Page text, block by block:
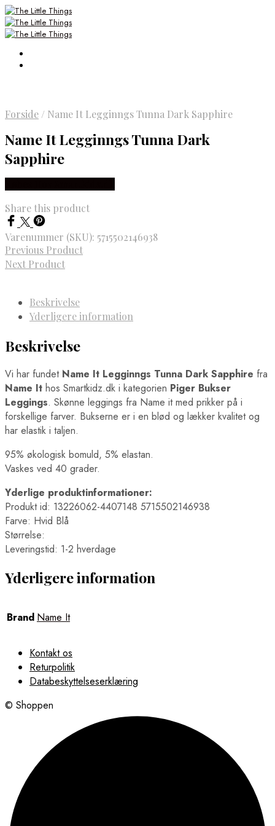
Forside / Name It Legginngs Tunna Dark Sapphire
Name It Legginngs Tunna Dark
Sapphire
Share this product
Varenummer (SKU): 5715502146938
Previous Product
Next Product
Beskrivelse
Yderligere information
Beskrivelse
Vi har fundet Name It Legginngs Tunna Dark Sapphire fra
Name It hos Smartkidz.dk i kategorien Piger Bukser
Leggings. Skønne leggings fra Name it med prikker på i
forskellige farver. Bukserne er i en blød og lækker kvalitet og
har elastik i taljen.
95% økologisk bomuld, 5% elastan.
Vaskes ved 40 grader.
Yderlige produktinformationer:
Produkt id: 13226062-4407148 5715502146938
Farve: Hvid Blå
Størrelse:
Leveringstid: 1-2 hverdage
Yderligere information
Brand Name It
Kontakt os
Returpolitik
Databeskyttelseserklæring
© Shoppen